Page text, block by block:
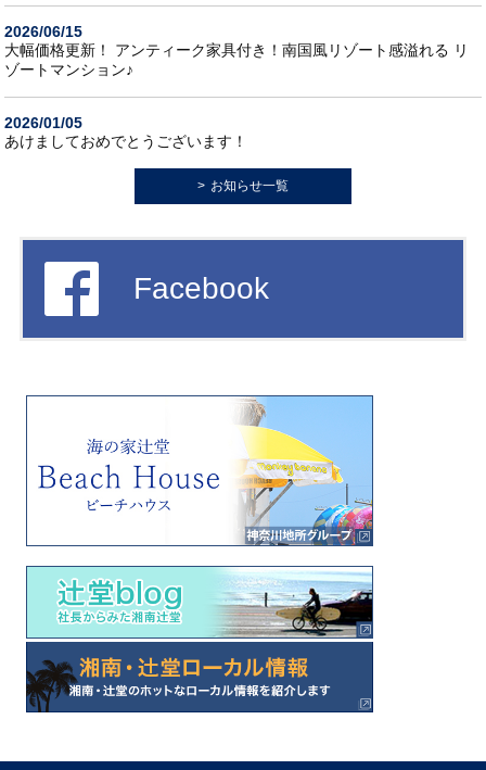
2026/06/15
大幅価格更新！ アンティーク家具付き！南国風リゾート感溢れる リ
ゾートマンション♪
2026/01/05
あけましておめでとうございます！
お知らせ一覧
Facebook